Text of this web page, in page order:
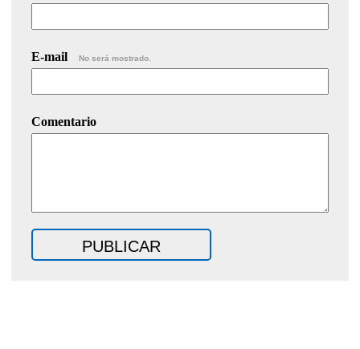
E-mail No será mostrado.
Comentario